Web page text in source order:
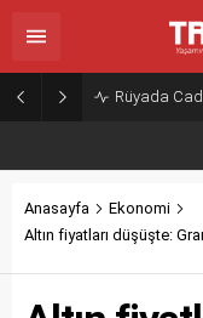
Rüyada
Anasayfa
Ekonomi
Altın fiyatları düşüşte: